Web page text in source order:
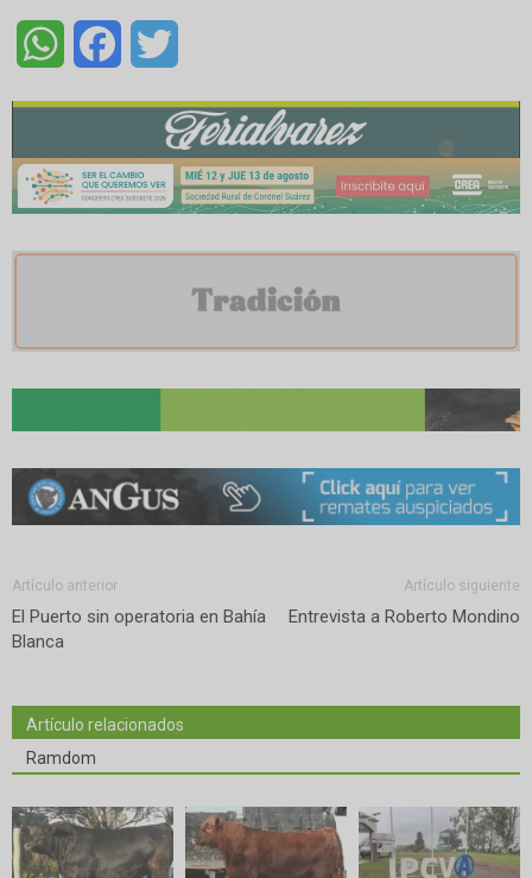
WhatsAppFacebook
Artículo anterior
El Puerto sin operatoria en Bahía
Blanca
Artículo siguiente
Entrevista a Roberto Mondino
Artículo relacionados
Ramdom